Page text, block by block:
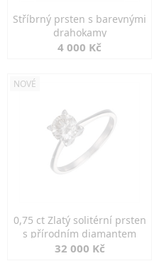
Stříbrný prsten s barevnými
drahokamy
4 000 Kč
NOVÉ
0,75 ct Zlatý solitérní prsten
s přírodním diamantem
32 000 Kč